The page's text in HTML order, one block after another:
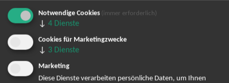
Halle / Westfalen
heristo-arena
Halle / Westfalen
heristo-arena
Notwendige Cookies (immer erforderlich)
↓ 4 Dienste
Cookies für Marketingzwecke
↓ 3 Dienste
Marketing
Diese Dienste verarbeiten persönliche Daten, um Ihnen